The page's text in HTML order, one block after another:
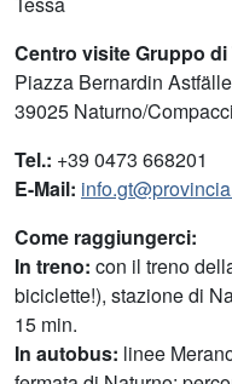
Centro visite Gruppo di
Piazza Bernardin
39025 Naturno/
Tel.: +39 0473 668201
E-Mail:
Come raggiungerci:
In treno: con il treno
biciclette!), stazione di
15 min.
In autobus: linee